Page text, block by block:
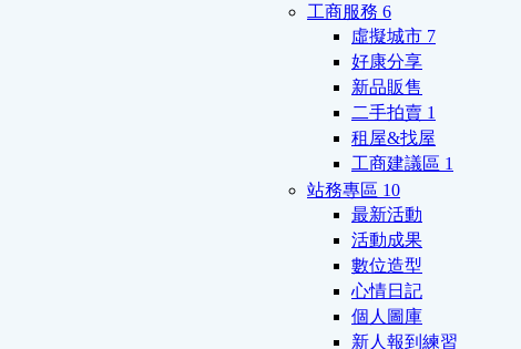
工商服務 6
虛擬城市 7
好康分享
新品販售
二手拍賣 1
租屋&找屋
工商建議區 1
站務專區 10
最新活動
活動成果
數位造型
心情日記
個人圖庫
新人報到練習